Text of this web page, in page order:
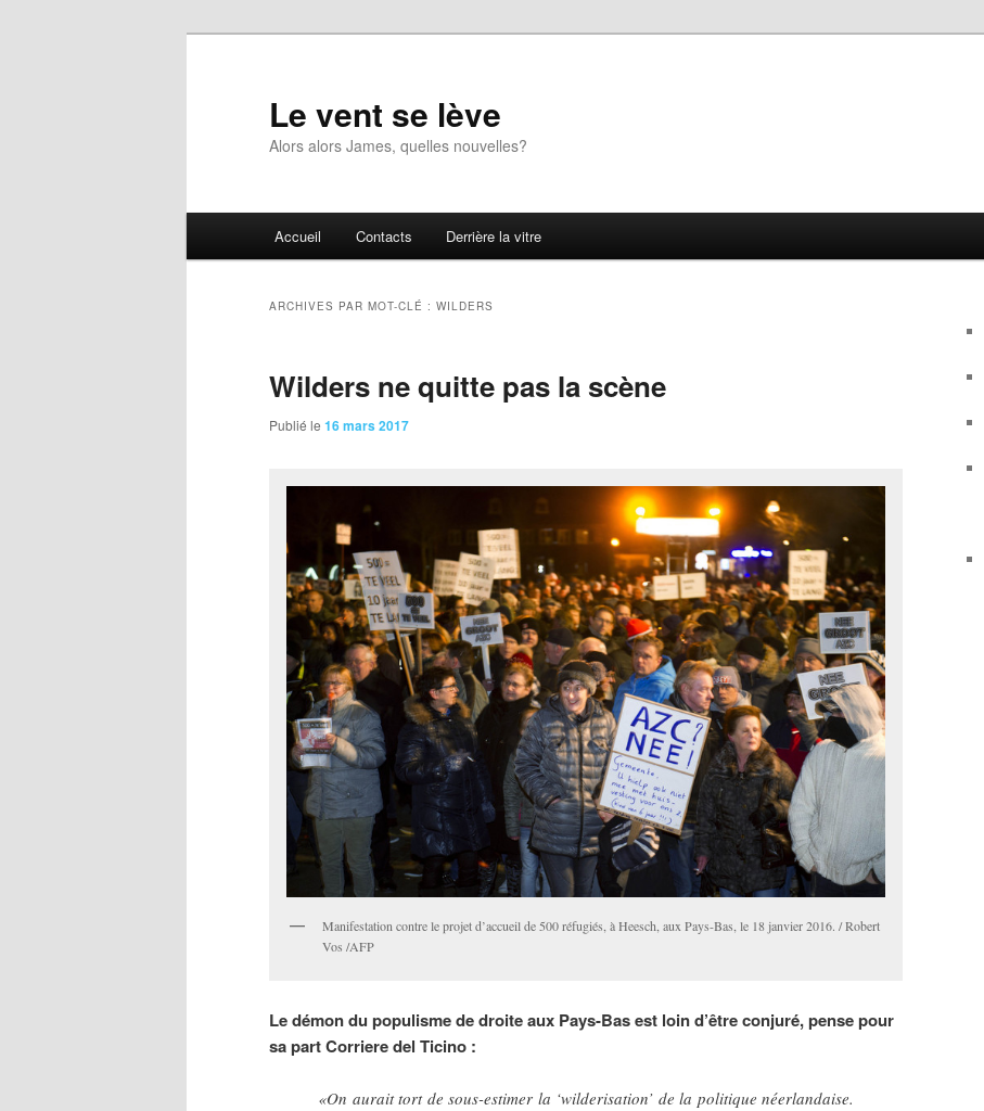
Le vent se lève
Alors alors James, quelles nouvelles?
Accueil Contacts Derrière la vitre
ARCHIVES PAR MOT-CLÉ : WILDERS
Wilders ne quitte pas la scène
Publié le 16 mars 2017
Manifestation contre le projet d’accueil de 500 réfugiés, à Heesch, aux Pays-Bas, le 18 janvier 2016. / Robert
Vos /AFP
Le démon du populisme de droite aux Pays-Bas est loin d’être conjuré, pense pour
sa part Corriere del Ticino :
«On aurait tort de sous-estimer la ‘wilderisation’ de la politique néerlandaise.